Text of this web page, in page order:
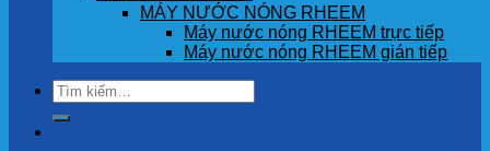
MÁY NƯỚC NÓNG RHEEM
Máy nước nóng RHEEM trực tiếp
Máy nước nóng RHEEM gián tiếp
Tìm
kiếm: